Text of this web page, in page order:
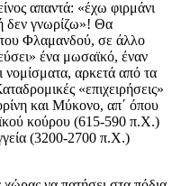
απαντά: «έχω φιρμάνι
δεν γνωρίζω»! Θα
του Φλαμανδού, σε άλλο
ένα μωσαϊκό, έναν
νομίσματα, αρκετά από τα
«επιχειρήσεις»
και Μύκονο, απ΄ όπου
κούρου (615-590 π.Χ.)
(3200-2700 π.Χ.)